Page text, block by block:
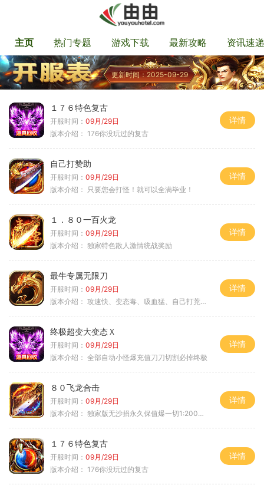
主页 热门专题 游戏下载 最新攻略 资讯速递
更新时间：2025-09-29
１７６特色复古
开服时间： 09月/29日
版本介绍： 176你没玩过的复古
详情
自己打赞助
开服时间： 09月/29日
版本介绍： 只要您会打怪！就可以全满毕业！
详情
１．８０一百火龙
开服时间： 09月/29日
版本介绍： 独家特色散人激情统战奖励
详情
最牛专属无限刀
开服时间： 09月/29日
版本介绍： 攻速快、变态毒、吸血猛、自己打茺值玩
详情
终极超变大变态Ｘ
开服时间： 09月/29日
版本介绍： 全部自动小怪爆充值刀刀切割必掉终极
详情
８０飞龙合击
开服时间： 09月/29日
版本介绍： 独家版无沙捐永久保值爆一切1:2000回3
详情
１７６特色复古
开服时间： 09月/29日
版本介绍： 176你没玩过的复古
详情